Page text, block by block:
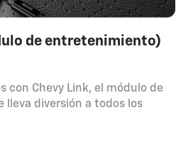
de entretenimiento)
con Chevy Link, el módulo de
diversión a todos los